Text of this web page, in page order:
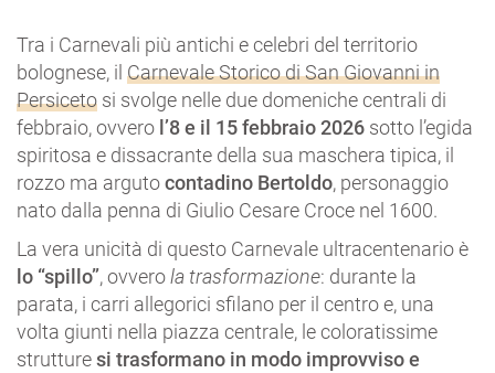
Tra i Carnevali più antichi e celebri del territorio
bolognese, il Carnevale Storico di San Giovanni in
Persiceto si svolge nelle due domeniche centrali di
febbraio, ovvero l’8 e il 15 febbraio 2026 sotto l’egida
spiritosa e dissacrante della sua maschera tipica, il
rozzo ma argutocontadino Bertoldo, personaggio
nato dalla penna di Giulio Cesare Croce nel 1600.
La vera unicità di questo Carnevale ultracentenario è
lo “spillo”, ovverola trasformazione: durante la
parata, i carri allegorici sfilano per il centro e, una
volta giunti nella piazza centrale, le coloratissime
strutturesi trasformano in modo improvviso e